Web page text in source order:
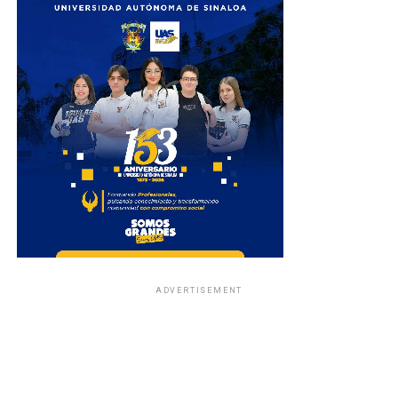
ADVERTISEMENT